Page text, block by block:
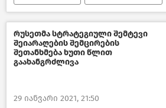
საქართველოს ეკონომიკა
საქართველო
რუსეთმა სტრატეგიული შემტევი
შეიარაღების შემცირების
შეთანხმება ხუთი წლით
გაახანგრძლივა
29 იანვარი 2021, 21:50